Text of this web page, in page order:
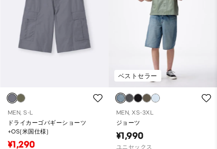
MEN, S-L
ドライカーゴバギーショーツ
+OS(米国仕様)
¥1,290
ベストセラー
MEN, XS-3XL
ジョーツ
¥1,990
ユニセックス